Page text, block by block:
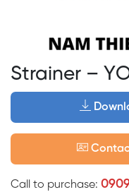
Strainer –
Call to purchase: